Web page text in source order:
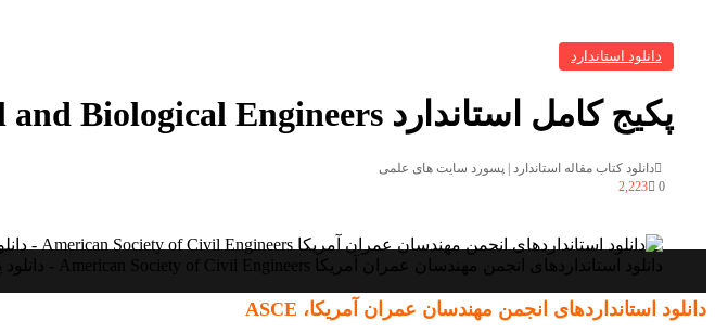
دانلود استاندارد
پکیج کامل استاندارد ASCE -The American Society of Agricultural and Biological Engineers
دانلود کتاب مقاله استاندارد | پسورد سایت های علمی
0
2,223
دانلود استانداردهای انجمن مهندسان عمران آمریکا American Society of Civil Engineers - دانلود پکیج کامل استانداردهای استاندارد ASCE خرید استاندارد استاندارد ASCE 2019
دانلود استانداردهای انجمن مهندسان عمران آمریکا، ASCE
فیس
بوک
X
واتس
آپ
تلگرام